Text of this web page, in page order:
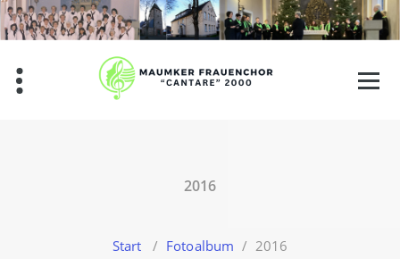
Zum
Inhalt
springen
2016
Start / Fotoalbum / 2016